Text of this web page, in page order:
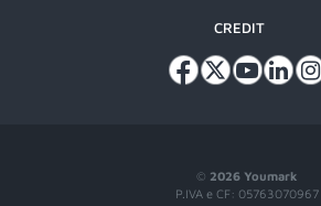
© 2026 Youmark
P.IVA e CF: 05763070967
CREDIT